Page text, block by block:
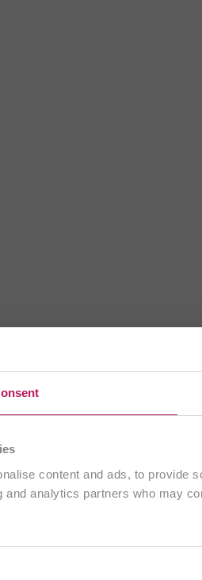
content and ads, to provide
analytics partners who may